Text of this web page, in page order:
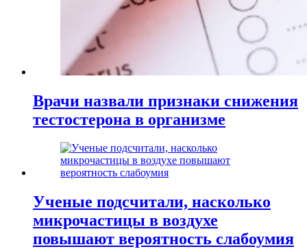
Врачи назвали признаки снижения
тестостерона в организме
Ученые подсчитали, насколько
микрочастицы в воздухе
повышают вероятность слабоумия